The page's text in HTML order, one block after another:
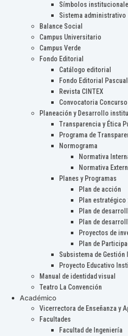
Símbolos
Sistema administrativo
Balance Social
Campus Universitario
Campus Verde
Fondo Editorial
Catálogo editorial
Fondo Editorial
Revista CINTEX
Convocatoria Concurso
Planeación y Desarrollo
Transparencia y Ética
Programa de
Normograma
Normativa
Normativa
Planes y Programas
Plan de acción
Plan estratégico
Plan de
Plan de
Proyectos de
Plan de
Subsistema de Gestión
Proyecto Educativo
Manual de identidad visual
Teatro La Convención
Académico
Vicerrectora de Enseñanza y
Facultades
Facultad de Ingeniería